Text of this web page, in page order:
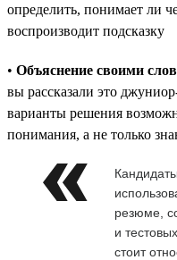
определить, понимает ли
воспроизводит подсказку
• Объяснение своими
вы рассказали это
варианты решения
понимания, а не только
резюме,
и
стоит